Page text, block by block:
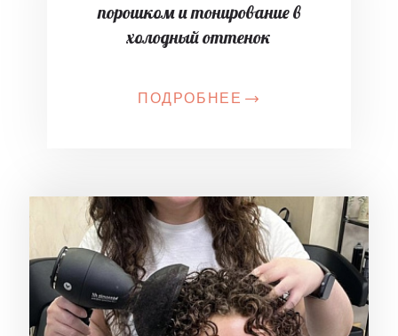
порошком и тонирование в
холодный оттенок
ПОДРОБНЕЕ